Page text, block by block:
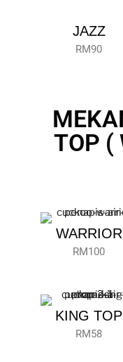
JAZZ
RM90
TOP (
WARRIOR
RM100
KING TOP
RM58